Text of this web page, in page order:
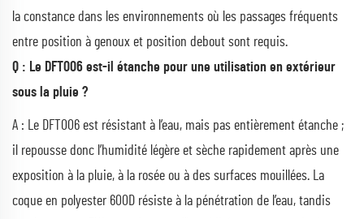
la constance dans les environnements où les passages fréquents
entre position à genoux et position debout sont requis.
Q : Le DFT006 est-il étanche pour une utilisation en extérieur
sous la pluie ?
A : Le DFT006 est résistant à l’eau, mais pas entièrement étanche ;
il repousse donc l’humidité légère et sèche rapidement après une
exposition à la pluie, à la rosée ou à des surfaces mouillées. La
coque en polyester 600D résiste à la pénétration de l’eau, tandis